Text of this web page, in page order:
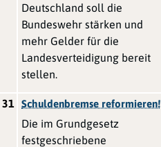
Deutschland soll die
Bundeswehr stärken und
mehr Gelder für die
Landesverteidigung bereit
stellen.
31 Schuldenbremse reformieren!
Die im Grundgesetz
festgeschriebene